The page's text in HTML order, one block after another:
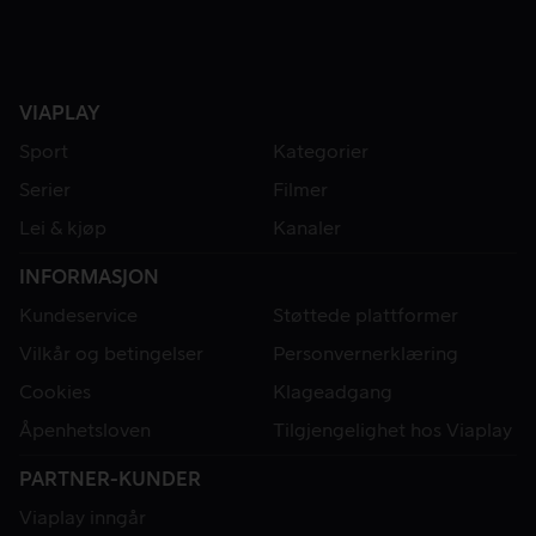
VIAPLAY
Sport
Kategorier
Serier
Filmer
Lei & kjøp
Kanaler
INFORMASJON
Kundeservice
Støttede plattformer
Vilkår og betingelser
Personvernerklæring
Cookies
Klageadgang
Åpenhetsloven
Tilgjengelighet hos Viaplay
PARTNER-KUNDER
Viaplay inngår